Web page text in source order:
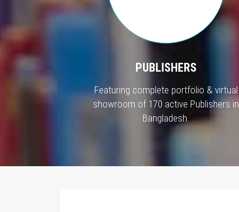
PUBLISHERS
Featuring complete portfolio & virtual
showroom of 170 active Publishers in
Bangladesh.